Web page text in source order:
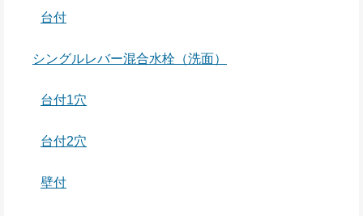
台付
シングルレバー混合水栓（洗面）
台付1穴
台付2穴
壁付